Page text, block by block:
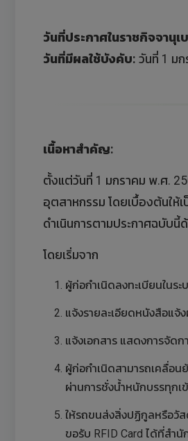
วันที่ประกาศในราชกิจจานุเ
วันที่มีผลใช้บังคับ: วันที่ 1 ม
เนื้อหาสำคัญ:
ตั้งแต่วันที่ 1 มกราคม พ.ศ.
อุตสาหกรรม โดยเบื้องต้นให้
ดำเนินการตามประกาศฉบับนี้
โดยเริ่มจาก
ผู้ก่อกำเนิดลงทะเบียนในร
แจ้งรายละเอียดหนังสือแจ้
แจ้งเอกสาร แสดงการจัด
ผู้ก่อกำเนิดสามารถเคลื่อ
ผ่านการชั่งน้ำหนักบรรทุก
ให้รถขนส่งสิ่งปฏิกูลหรือวัส
ขอรับ RFID Card ได้ที่สำ